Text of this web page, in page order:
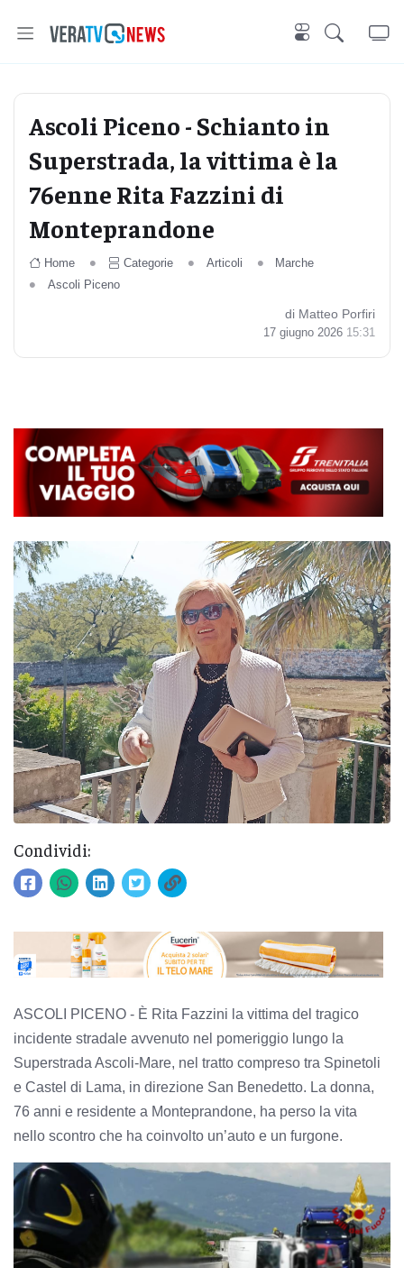
Ascoli Piceno - Schianto in
Superstrada, la vittima è la
76enne Rita Fazzini di
Monteprandone
Home Categorie Articoli
Marche
Ascoli Piceno
di Matteo Porfiri
17 giugno 2026 15:31
Condividi:
ASCOLI PICENO - È Rita Fazzini la vittima del tragico
incidente stradale avvenuto nel pomeriggio lungo la
Superstrada Ascoli-Mare, nel tratto compreso tra Spinetoli
e Castel di Lama, in direzione San Benedetto. La donna,
76 anni e residente a Monteprandone, ha perso la vita
nello scontro che ha coinvolto un’auto e un furgone.